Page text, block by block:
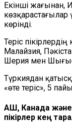
Екінші жағынан,
көрінді.
Теріс
Малайзия,
Шерия мен
Түркиядан
«өте теріс», 5
АҚШ, Канада
пікірлер кең